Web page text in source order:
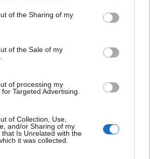
or usage behaviour. You may click to
to Google and its third-party tags to
specified purposes in below Google
of the Sharing of my
of the Sale of my
of processing my
Targeted Advertising.
of Collection, Use,
and/or Sharing of my
that Is Unrelated with the
it was collected.